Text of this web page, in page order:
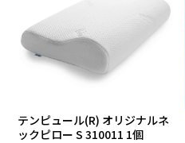
テンピュール(R) オリジナルネ
ックピロー S 310011 1個